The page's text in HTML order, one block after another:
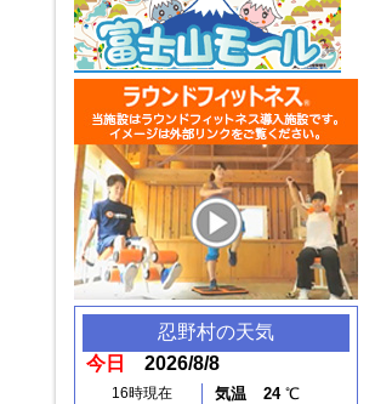
忍野村の天気
今日 2026/8/8
16時現在 気温 24℃